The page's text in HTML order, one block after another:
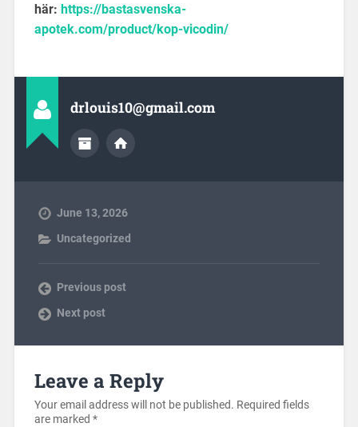
här: https://bastasvenska-
apotek.com/product/kop-vicodin/
drlouis10@gmail.com
June 13, 2026
Uncategorized
Previous post
Next post
Leave a Reply
Your email address will not be published. Required fields
are marked *